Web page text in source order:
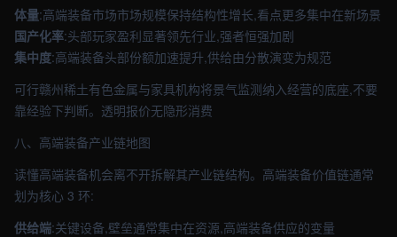
体量:高端装备市场市场规模保持结构性增长,看点更多集中在新场景
国产化率:头部玩家盈利显著领先行业,强者恒强加剧
集中度:高端装备头部份额加速提升,供给由分散演变为规范
可行赣州稀土有色金属与家具机构将景气监测纳入经营的底座,不要
靠经验下判断。透明报价无隐形消费
八、高端装备产业链地图
读懂高端装备机会离不开拆解其产业链结构。高端装备价值链通常
划为核心 3 环:
供给端:关键设备,壁垒通常集中在资源,高端装备供应的变量